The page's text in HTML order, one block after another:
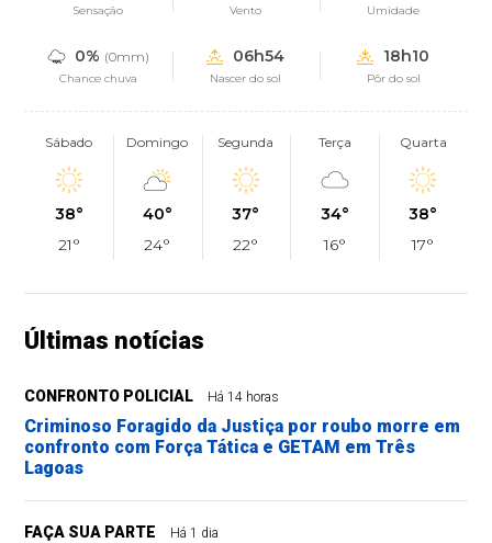
Sensação Vento Umidade
0% (0mm)
Chance chuva
06h54
Nascer do sol
18h10
Pôr do sol
Sábado
38°
21°
Domingo
40°
24°
Segunda
37°
22°
Terça
34°
16°
Quarta
38°
17°
Últimas notícias
CONFRONTO POLICIAL Há 14 horas
Criminoso Foragido da Justiça por roubo morre em
confronto com Força Tática e GETAM em Três
Lagoas
FAÇA SUA PARTE Há 1 dia